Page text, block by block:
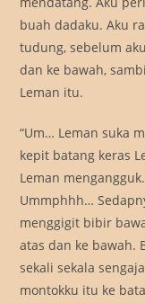
buah dadaku. Aku
tudung, sebelum
dan ke bawah,
Leman itu.
“Um… Leman suka
kepit batang keras
Leman
Ummphhh…
menggigit bibir
atas dan ke bawah.
sekali sekala
montokku itu ke